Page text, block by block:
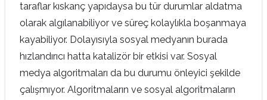
taraflar kıskanç yapıdaysa bu tür durumlar aldatma
olarak algılanabiliyor ve süreç kolaylıkla boşanmaya
kayabiliyor. Dolayısıyla sosyal medyanın burada
hızlandırıcı hatta katalizör bir etkisi var. Sosyal
medya algoritmaları da bu durumu önleyici şekilde
çalışmıyor. Algoritmaların ve sosyal algoritmaların